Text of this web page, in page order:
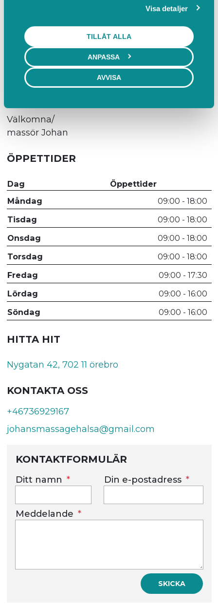
Visa detaljer
TILLÅT ALLA
ANPASSA
AVVISA
OBS : avbokning ska ske senast 12 timmar
innan, annars debeteras fullt belopp.
Är ansluten till friskvård Epassi
Välkomna/
massör Johan
ÖPPETTIDER
Dag
Öppettider
Måndag
09:00 - 18:00
Tisdag
09:00 - 18:00
Onsdag
09:00 - 18:00
Torsdag
09:00 - 18:00
Fredag
09:00 - 17:30
Lördag
09:00 - 16:00
Söndag
09:00 - 16:00
HITTA HIT
Nygatan 42, 702 11 örebro
KONTAKTA OSS
+46736929167
johansmassagehalsa@gmail.com
KONTAKTFORMULÄR
Ditt namn Din e-postadress
Meddelande
SKICKA